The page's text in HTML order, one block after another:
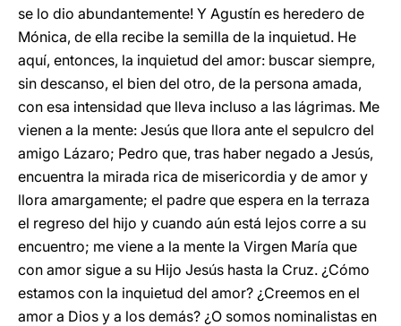
se lo dio abundantemente! Y Agustín es heredero de
Mónica, de ella recibe la semilla de la inquietud. He
aquí, entonces, la inquietud del amor: buscar siempre,
sin descanso, el bien del otro, de la persona amada,
con esa intensidad que lleva incluso a las lágrimas. Me
vienen a la mente: Jesús que llora ante el sepulcro del
amigo Lázaro; Pedro que, tras haber negado a Jesús,
encuentra la mirada rica de misericordia y de amor y
llora amargamente; el padre que espera en la terraza
el regreso del hijo y cuando aún está lejos corre a su
encuentro; me viene a la mente la Virgen María que
con amor sigue a su Hijo Jesús hasta la Cruz. ¿Cómo
estamos con la inquietud del amor? ¿Creemos en el
amor a Dios y a los demás? ¿O somos nominalistas en